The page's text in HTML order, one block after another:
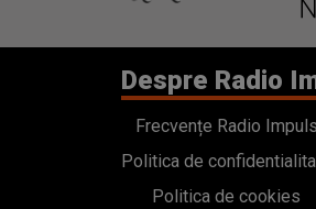
Despre Radio
Frecvențe Radio Impuls
Politica de
Politica de cookies